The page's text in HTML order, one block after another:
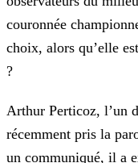
couronnée
choix, alors qu’elle
?
Arthur Perticoz, l’un
récemment pris la
un communiqué, il a